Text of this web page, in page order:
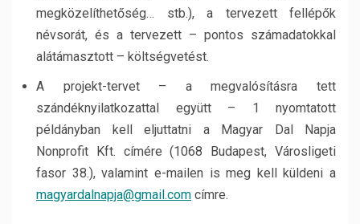
megközelíthetőség… stb.), a tervezett fellépők
névsorát, és a tervezett – pontos számadatokkal
alátámasztott – költségvetést.
A projekt-tervet – a megvalósításra tett
szándéknyilatkozattal együtt – 1 nyomtatott
példányban kell eljuttatni a Magyar Dal Napja
Nonprofit Kft. címére (1068 Budapest, Városligeti
fasor 38.), valamint e-mailen is meg kell küldeni a
magyardalnapja@gmail.com címre.